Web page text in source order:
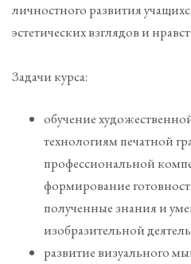
личностного развития
эстетических взглядов и
Задачи курса:
обучение
технологиям печатной
профессиональной
формирование
полученные знания и
изобразительной
развитие визуального